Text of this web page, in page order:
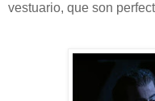
vestuario, que son